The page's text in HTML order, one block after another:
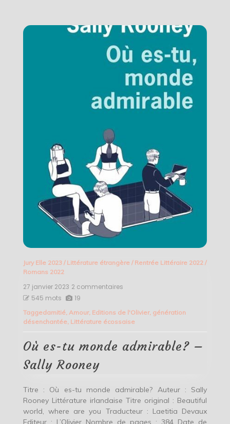
Jury Elle 2023/ Littérature étrangère/ Rentrée Littéraire 2022/
Romans 2022
27 janvier 2023 2 commentaires
tu
monde
Sally
545 mots 19
Taggedamitié, Amour, Editions de l'Olivier, génération
désenchantée, Littérature écossaise
Où es-tu monde admirable? –
Sally Rooney
Titre : Où es-tu monde admirable? Auteur : Sally
Rooney Littérature irlandaise Titre original : Beautiful
world, where are you Traducteur : Laetitia Devaux
Editeur : L’Olivier Nombre de pages : 384 Date de